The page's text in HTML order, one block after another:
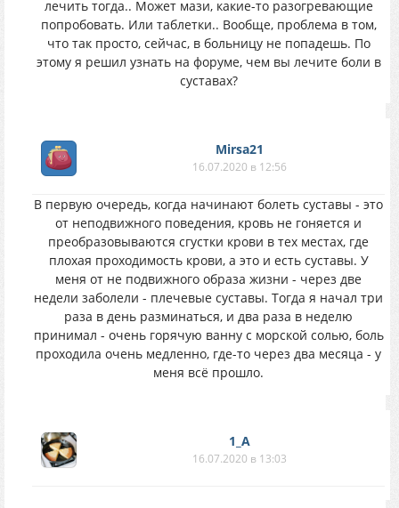
лечить тогда.. Может мази, какие-то разогревающие
попробовать. Или таблетки.. Вообще, проблема в том,
что так просто, сейчас, в больницу не попадешь. По
этому я решил узнать на форуме, чем вы лечите боли в
суставах?
Mirsa21
16.07.2020 в 12:56
В первую очередь, когда начинают болеть суставы - это
от неподвижного поведения, кровь не гоняется и
преобразовываются сгустки крови в тех местах, где
плохая проходимость крови, а это и есть суставы. У
меня от не подвижного образа жизни - через две
недели заболели - плечевые суставы. Тогда я начал три
раза в день разминаться, и два раза в неделю
принимал - очень горячую ванну с морской солью, боль
проходила очень медленно, где-то через два месяца - у
меня всё прошло.
1_A
16.07.2020 в 13:03